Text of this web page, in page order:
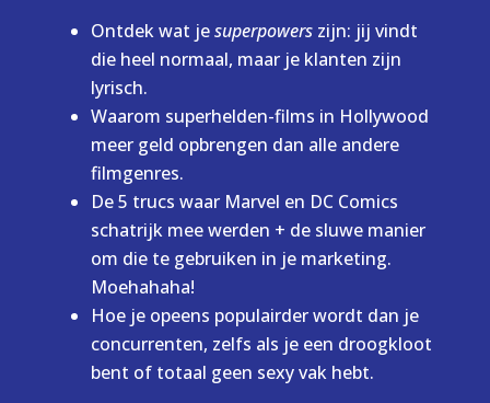
Ontdek wat jesuperpowerszijn: jij vindt
die heel normaal, maar je klanten zijn
lyrisch.
Waarom superhelden-films in Hollywood
meer geld opbrengen dan alle andere
filmgenres.
De 5 trucs waar Marvel en DC Comics
schatrijk mee werden + de sluwe manier
om die te gebruiken in je marketing.
Moehahaha!
Hoe je opeens populairder wordt dan je
concurrenten, zelfs als je een droogkloot
bent of totaal geen sexy vak hebt.